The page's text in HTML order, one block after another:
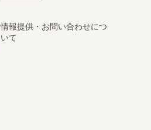
情報提供・お問い合わせにつ
いて